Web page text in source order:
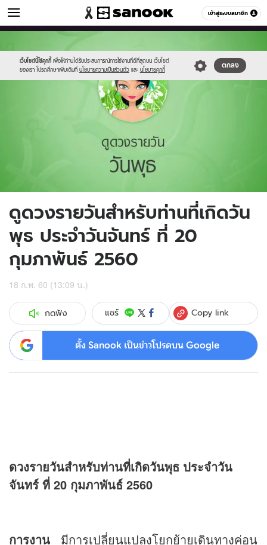
เข้าสู่ระบบสมาชิก
ดูดวง หมวดอื่นๆ
เว็บไซต์นี้ใช้คุกกี้ เพื่อให้ท่านได้รับประสบการณ์การใช้งานที่ดีที่สุดบน เว็บไซต์
ของเรา โปรดศึกษาเพิ่มเติมที่ นโยบายความเป็นส่วนตัว และ นโยบายคุกกี้
ตกลง
//s.isanook.com/sr/0/images/logo-
new-
sanook.png
//s.isanook.com/ho/0/ud/fxd/day/4_wed.jpg
ดูดวงรายวันสำหรับท่านที่เกิดวัน
พุธ ประจำวันจันทร์ ที่ 20
กุมภาพันธ์ 2560
18 ก.พ. 60 (13:09 น.)
กดฟัง แชร์ Copy link
ตั้ง Sanook เป็นข่าวโปรดบน Google
ดวงรายวันสำหรับท่านที่เกิดวันพุธ ประจำวัน
จันทร์ ที่ 20 กุมภาพันธ์ 2560
การงาน
มีการเปลี่ยนแปลงโยกย้ายเดินทางค่อน